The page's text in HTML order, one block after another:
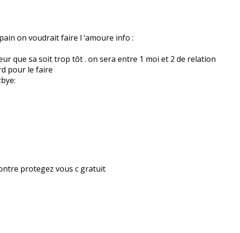
on voudrait faire l ‘amoure info :
que sa soit trop tôt . on sera entre 1 moi et 2 de relation
pour le faire
protegez vous c gratuit